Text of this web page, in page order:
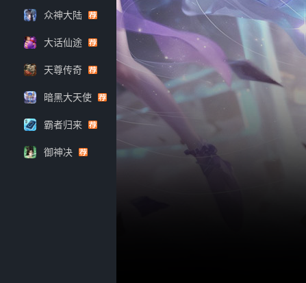
众神大陆
大话仙途
天尊传奇
暗黑大天使
霸者归来
御神决